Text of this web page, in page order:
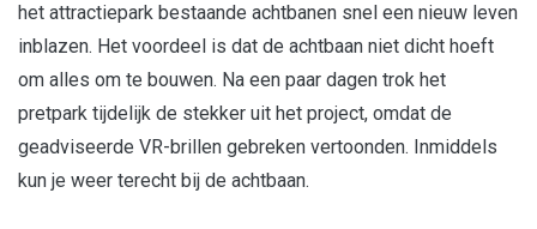
het attractiepark bestaande achtbanen snel een nieuw leven
inblazen. Het voordeel is dat de achtbaan niet dicht hoeft
om alles om te bouwen. Na een paar dagen trok het
pretpark tijdelijk de stekker uit het project, omdat de
geadviseerde VR-brillen gebreken vertoonden. Inmiddels
kun je weer terecht bij de achtbaan.